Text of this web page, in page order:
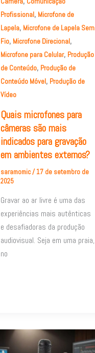
Profissional, Microfone de
Lapela, Microfone de Lapela Sem
Fio, Microfone Direcional,
Microfone para Celular, Produção
de Conteúdo, Produção de
Conteúdo Móvel, Produção de
Vídeo
Quais microfones para
câmeras são mais
indicados para gravação
em ambientes externos?
saramomic/17 de setembro de
2025
Gravar ao ar livre é uma das
experiências mais autênticas
e desafiadoras da produção
audiovisual. Seja em uma praia,
no